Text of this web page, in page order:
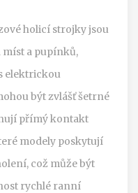
holicí strojky jsou
míst a pupínků,
elektrickou
být zvlášť šetrné
přímý kontakt
modely poskytují
což může být
rychlé ranní